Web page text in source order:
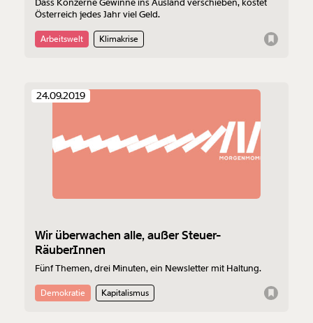
Österreich jedes Jahr viel Geld.
Arbeitswelt Klimakrise
24.09.2019
Wir überwachen alle, außer Steuer-
RäuberInnen
Fünf Themen, drei Minuten, ein Newsletter mit Haltung.
Demokratie Kapitalismus